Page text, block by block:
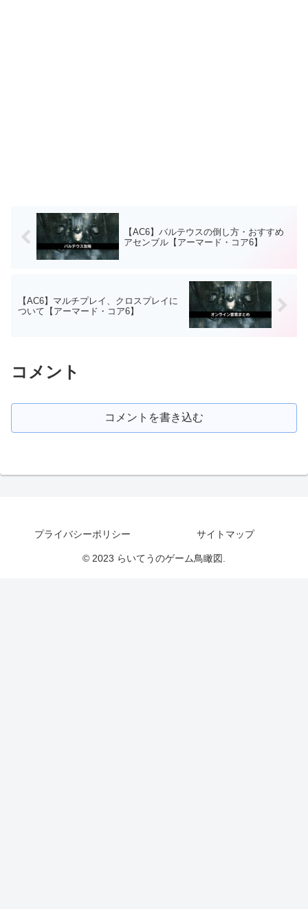
【AC6】バルテウスの倒し方・おすすめ
アセンブル【アーマード・コア6】
【AC6】マルチプレイ、クロスプレイに
ついて【アーマード・コア6】
コメント
コメントを書き込む
プライバシーポリシー サイトマップ
© 2023 らいてうのゲーム鳥瞰図.